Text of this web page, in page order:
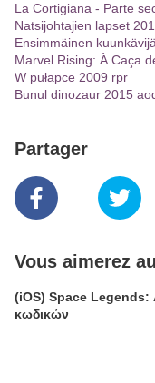
La Cortigiana - Parte
Natsijohtajien lapset
Ensimmäinen
Marvel Rising: À Caça
W pułapce 2009 rpr
Bunul dinozaur 2015
Partager
Vous aimerez
(iOS) Space Legends:
κωδικών